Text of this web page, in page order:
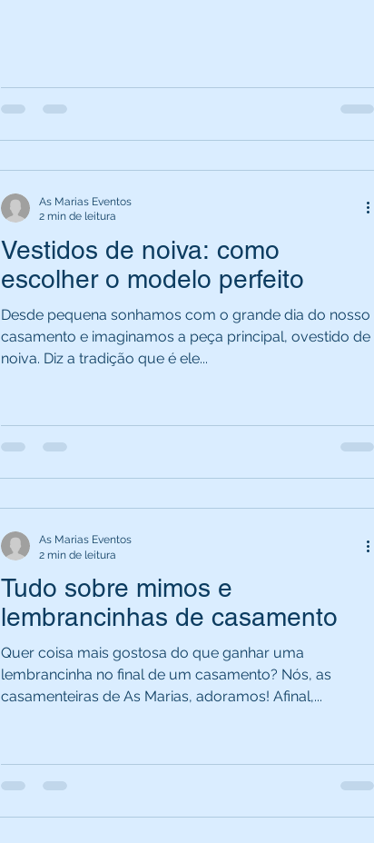
Vestidos de noiva: como
escolher o modelo perfeito
Desde pequena sonhamos com o grande dia do nosso
casamento e imaginamos a peça principal, ovestido de
noiva. Diz a tradição que é ele...
As Marias Eventos
2 min de leitura
Tudo sobre mimos e
lembrancinhas de casamento
Quer coisa mais gostosa do que ganhar uma
lembrancinha no final de um casamento? Nós, as
casamenteiras de As Marias, adoramos! Afinal,...
As Marias Eventos
2 min de leitura